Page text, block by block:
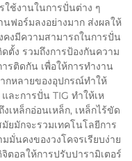
ใช้งานในการปั่นต่าง ๆ
ฟอร์มลงอย่างมาก ส่งผลให้
คงมีความสามารถในการปั่น
ตั้ง รวมถึงการป้องกันความ
รติดกัน เพื่อให้การทํางาน
กหลายของอุปกรณ์ทําให้
ละการปั่น TIG ทําให้เห
เหล็กอ่อนเหล็ก, เหล็กไร้ขัด
ยมักจะรวมเทคโนโลยีการ
มั่นคงของวงโคจรเรียบง่าย
ตอลให้การปรับปารามิเตอร์